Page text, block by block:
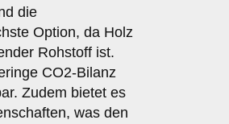
die
Option, da Holz
Rohstoff ist.
CO2-Bilanz
Zudem bietet es
was den